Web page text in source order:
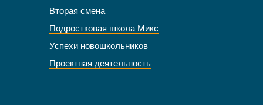
Вторая смена
Подростковая школа Микс
Успехи новошкольников
Проектная деятельность